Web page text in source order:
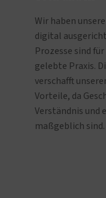
Wir haben
digital
Prozesse sind
gelebte Praxis.
verschafft
Vorteile, da
Verständnis und
maßgeblich sind.